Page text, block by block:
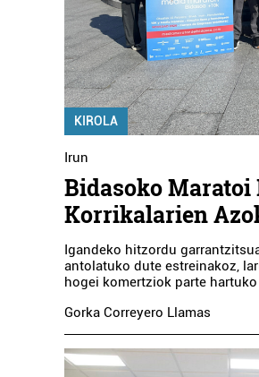
KIROLA
Irun
Bidasoko
Korrikalarien
Igandeko hitzordu
antolatuko dute estreinakoz,
hogei komertziok parte
Gorka Correyero Llamas